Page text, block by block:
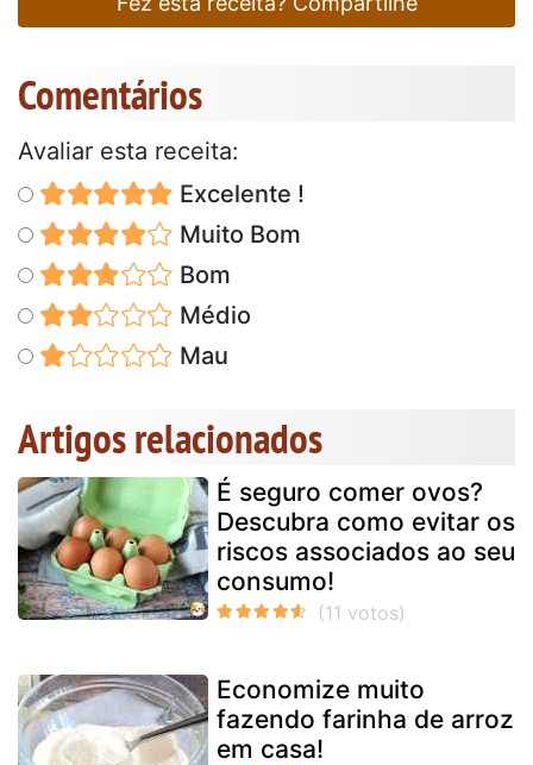
Comentários
Avaliar esta receita:
Excelente !
Muito Bom
Bom
Médio
Mau
Artigos relacionados
É seguro comer ovos?
Descubra como evitar os
riscos associados ao seu
consumo!
Economize muito
fazendo farinha de arroz
em casa!